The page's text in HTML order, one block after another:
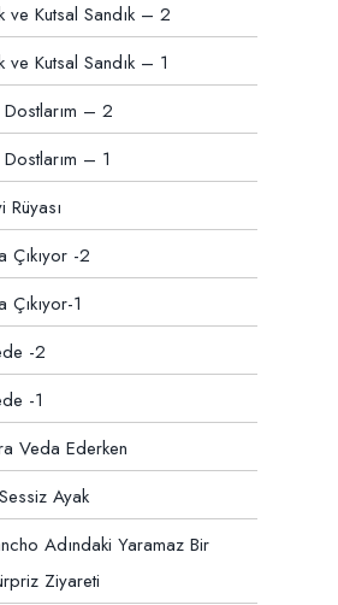
ve Kutsal Sandık – 2
ve Kutsal Sandık – 1
– 2
– 1
Rüyası
Çıkıyor -2
Çıkıyor-1
-2
-1
Veda Ederken
Ayak
Adındaki Yaramaz Bir
Ziyareti